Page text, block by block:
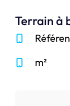
Terrain à
m²